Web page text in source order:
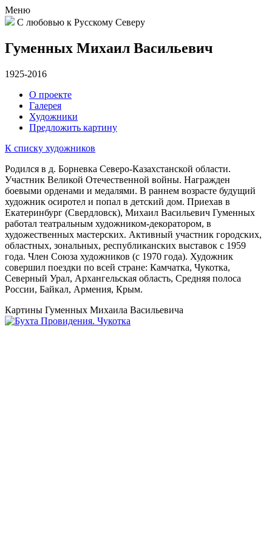
Меню
С любовью к Русскому Северу
Гуменных Михаил Васильевич
1925-2016
О проекте
Галерея
Художники
Предложить картину
К списку художников
Родился в д. Борневка Северо-Казахстанской области.
Участник Великой Отечественной войны. Награжден
боевыми орденами и медалями. В раннем возрасте будущий
художник осиротел и попал в детский дом. Приехав в
Екатеринбург (Свердловск), Михаил Васильевич Гуменных
работал театральным художником-декоратором, в
художественных мастерских. Активный участник городских,
областных, зональных, республиканских выставок с 1959
года. Член Союза художников (с 1970 года). Художник
совершил поездки по всей стране: Камчатка, Чукотка,
Северный Урал, Архангельская область, Средняя полоса
России, Байкал, Армения, Крым.
Картины Гуменных Михаила Васильевича